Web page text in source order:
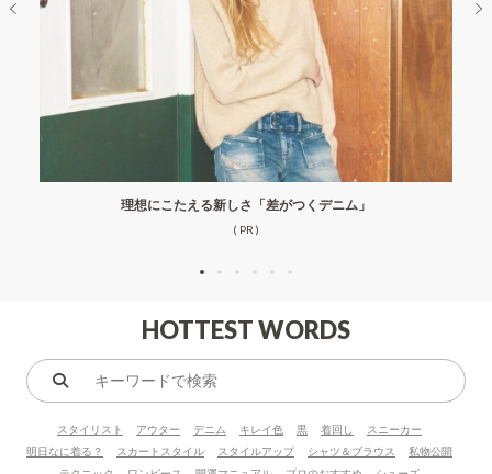
理想にこたえる新しさ「差がつくデニム」
( PR )
HOTTEST WORDS
キ
ワ
ー
スタイリスト アウター デニム キレイ色 黒 着回し
スニーカー
明日なに着る？
スカートスタイル スタイルアップ シャツ＆ブラウス
私物公開